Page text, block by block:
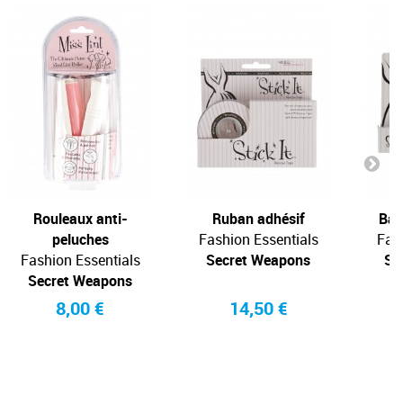
Rouleaux anti-
peluches
Fashion Essentials
Secret Weapons
8,00 €
Ruban adhésif
Fashion Essentials
Secret Weapons
14,50 €